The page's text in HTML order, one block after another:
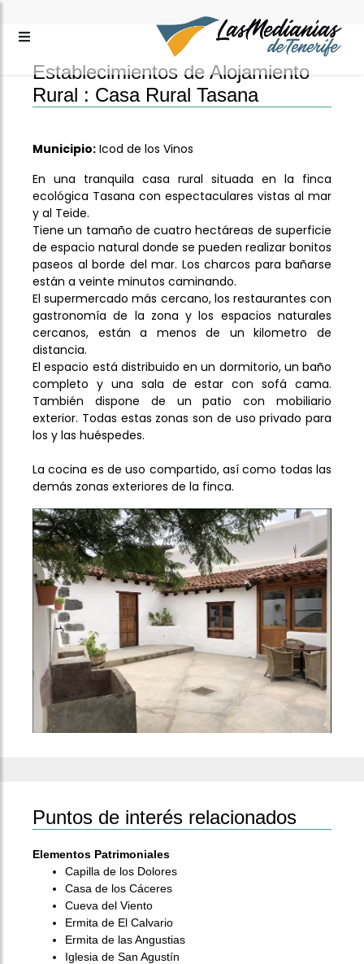
Establecimientos de Alojamiento
Rural : Casa Rural Tasana
Municipio: Icod de los Vinos
En una tranquila casa rural situada en la finca
ecológica Tasana con espectaculares vistas al mar
y al Teide.
Tiene un tamaño de cuatro hectáreas de superficie
de espacio natural donde se pueden realizar bonitos
paseos al borde del mar. Los charcos para bañarse
están a veinte minutos caminando.
El supermercado más cercano, los restaurantes con
gastronomía de la zona y los espacios naturales
cercanos, están a menos de un kilometro de
distancia.
El espacio está distribuido en un dormitorio, un baño
completo y una sala de estar con sofá cama.
También dispone de un patio con mobiliario
exterior. Todas estas zonas son de uso privado para
los y las huéspedes.
La cocina es de uso compartido, así como todas las
demás zonas exteriores de la finca.
Puntos de interés relacionados
Elementos Patrimoniales
Capilla de los Dolores
Casa de los Cáceres
Cueva del Viento
Ermita de El Calvario
Ermita de las Angustias
Iglesia de San Agustín